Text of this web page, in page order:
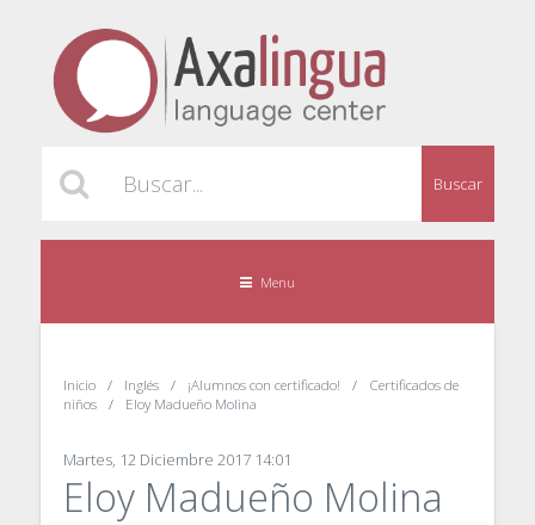
Buscar
Menu
Inicio Inglés ¡Alumnos con certificado!
Certificados de
niños
Eloy Madueño Molina
Martes, 12 Diciembre 2017 14:01
Eloy Madueño Molina